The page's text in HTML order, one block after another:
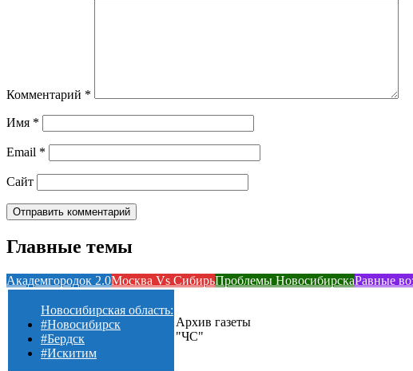
Комментарий *
Имя *
Email *
Сайт
Главные темы
Академгородок 2.0Москва Vs СибирьПроблемы НовосибирскаРавные
Новосибирская область:
#Новосибирск
#Бердск
#Искитим
Архив газеты
"ЧС"